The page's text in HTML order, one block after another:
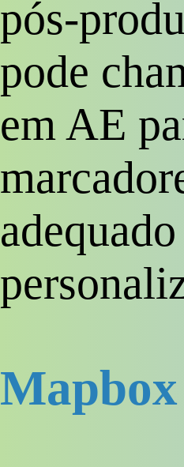
pós-
pode
em AE